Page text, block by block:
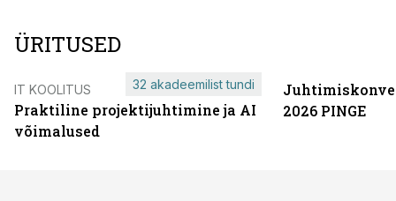
ÜRITUSED
IT KOOLITUS
Praktiline projektijuhtimine ja AI
võimalused
32 akadeemilist tundi
2026 PINGE